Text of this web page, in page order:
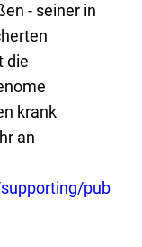
- seiner in
die
krank
an
pub